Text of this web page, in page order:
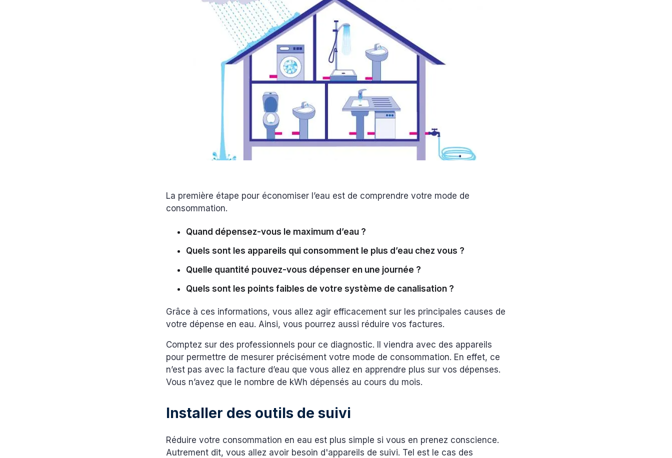
La première étape pour économiser l’eau est de comprendre votre mode de
consommation.
Quand dépensez-vous le maximum d’eau ?
Quels sont les appareils qui consomment le plus d’eau chez vous ?
Quelle quantité pouvez-vous dépenser en une journée ?
Quels sont les points faibles de votre système de canalisation ?
Grâce à ces informations, vous allez agir efficacement sur les principales causes de
votre dépense en eau. Ainsi, vous pourrez aussi réduire vos factures.
Comptez sur des professionnels pour ce diagnostic. Il viendra avec des appareils
pour permettre de mesurer précisément votre mode de consommation. En effet, ce
n’est pas avec la facture d’eau que vous allez en apprendre plus sur vos dépenses.
Vous n’avez que le nombre de kWh dépensés au cours du mois.
Installer des outils de suivi
Réduire votre consommation en eau est plus simple si vous en prenez conscience.
Autrement dit, vous allez avoir besoin d'appareils de suivi. Tel est le cas des